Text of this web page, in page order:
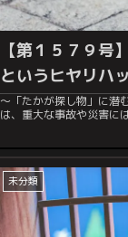
【第１５７９号
というヒヤリハ
～「たかが探し物」に潜む、大
は、重大な事故や災害に
未分類